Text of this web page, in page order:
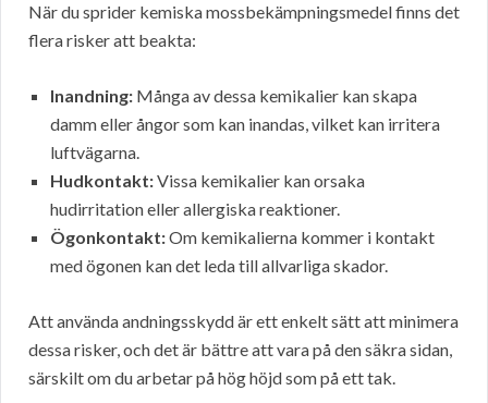
När du sprider kemiska mossbekämpningsmedel finns det
flera risker att beakta:
Inandning: Många av dessa kemikalier kan skapa
damm eller ångor som kan inandas, vilket kan irritera
luftvägarna.
Hudkontakt:Vissa kemikalier kan orsaka
hudirritation eller allergiska reaktioner.
Ögonkontakt:Om kemikalierna kommer i kontakt
med ögonen kan det leda till allvarliga skador.
Att använda andningsskydd är ett enkelt sätt att minimera
dessa risker, och det är bättre att vara på den säkra sidan,
särskilt om du arbetar på hög höjd som på ett tak.